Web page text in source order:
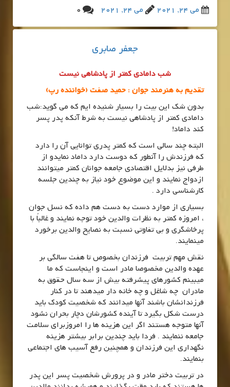
می 24, 2021
می 24, 2021 0
جعفر صابری
شب دامادی کمتر از پادشاهی نیست
تقدیم به هنرمند جوان : حمید صفت (خواننده رپ)
بدون شک این بیت را بسیار شنیده ایم که می گوید:شب
دامادی کمتر از پادشاهی نیست به شرط آنکه پدر پسر
کند داماد!
البته چند سالی است که کمتر پدری توانایی آن را دارد
که فرزندش را آنطور که دوست دارد داماد نمایدو از
طرفی نیز بدلایل اقتصادی جامعه جوانان کمتر میتوانند
ازدواج نمایند و این موضوع خود نیاز به چندین جلسه
کارشناسی دارد .
بسیاری از موارد دست به دست هم داده که نسل جوان
، امروزه کمتر به نظرات والدین خود توجه نمایند و غالباً با
پرخاشگری و بی تفاوتی نسبت به نصایح والدین برخورد
مینمایند.
نقش مهم تربیت فرزندان بخصوص تا هفت سالگی بر
عهده والدین مخصوصا مادر است و اینجاست که ما
میبینم کشورهای پیشرفته بیش از سه سال حقوق به
مادران چه شاغل و چه خانه دار میدهند تا در کنار
فرزندانشان باشند آنها میدانند که شخصیت کودک باید
درست شکل بگیرد تا آینده کشورشان دچار بحران نشود
آنها متوجه هستند اگر این هزینه ها را امروزبرای سلامت
جامعه ننمایند . فردا باید چندین برابر بیشتر هزینه
نگهداری این فرزندان و همچنین رفع آسیب های اجتماعی
بنمایند.
در تربیت دختر مادر و در پرورش شخصیت پسر این پدر